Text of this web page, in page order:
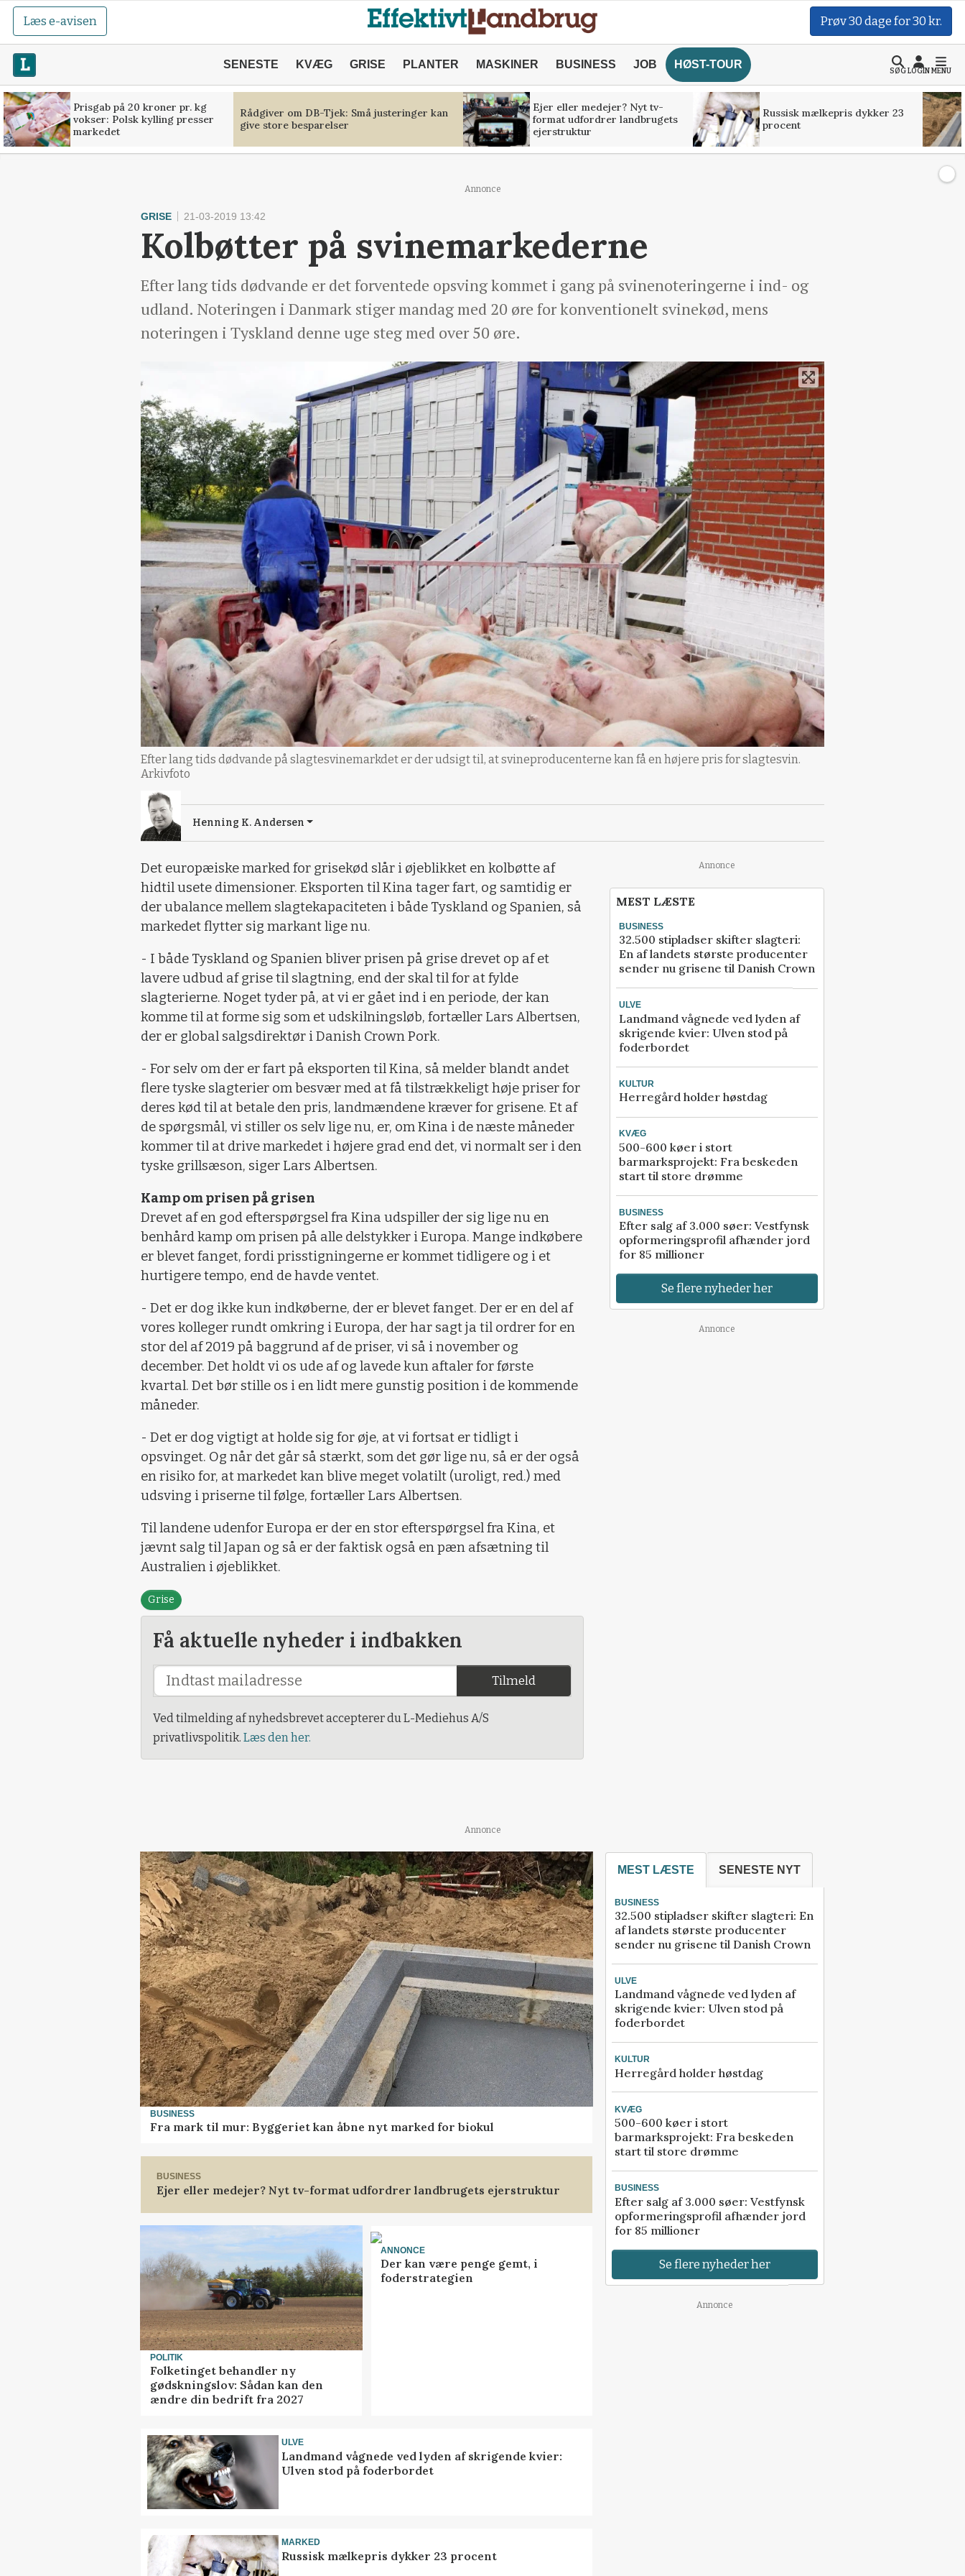
Læs e-avisen Prøv 30 dage for 30 kr.
SENESTE KVÆG GRISE PLANTER MASKINER BUSINESS JOB HØST-TOUR
SØGLOGINMENU
Prisgab på 20 kroner pr. kg
vokser: Polsk kylling presser
markedet
Rådgiver om DB-Tjek: Små justeringer kan
give store besparelser
Ejer eller medejer? Nyt tv-
format udfordrer landbrugets
ejerstruktur
Russisk mælkepris dykker 23
procent
Annonce
GRISE 21-03-2019 13:42
Kolbøtter på svinemarkederne
Efter lang tids dødvande er det forventede opsving kommet i gang på svinenoteringerne i ind- og
udland. Noteringen i Danmark stiger mandag med 20 øre for konventionelt svinekød, mens
noteringen i Tyskland denne uge steg med over 50 øre.
Efter lang tids dødvande på slagtesvinemarkdet er der udsigt til, at svineproducenterne kan få en højere pris for slagtesvin.
Arkivfoto
Henning K. Andersen
Det europæiske marked for grisekød slår i øjeblikket en kolbøtte af
hidtil usete dimensioner. Eksporten til Kina tager fart, og samtidig er
der ubalance mellem slagtekapaciteten i både Tyskland og Spanien, så
markedet flytter sig markant lige nu.
- I både Tyskland og Spanien bliver prisen på grise drevet op af et
lavere udbud af grise til slagtning, end der skal til for at fylde
slagterierne. Noget tyder på, at vi er gået ind i en periode, der kan
komme til at forme sig som et udskilningsløb, fortæller Lars Albertsen,
der er global salgsdirektør i Danish Crown Pork.
- For selv om der er fart på eksporten til Kina, så melder blandt andet
flere tyske slagterier om besvær med at få tilstrækkeligt høje priser for
deres kød til at betale den pris, landmændene kræver for grisene. Et af
de spørgsmål, vi stiller os selv lige nu, er, om Kina i de næste måneder
kommer til at drive markedet i højere grad end det, vi normalt ser i den
tyske grillsæson, siger Lars Albertsen.
Kamp om prisen på grisen
Drevet af en god efterspørgsel fra Kina udspiller der sig lige nu en
benhård kamp om prisen på alle delstykker i Europa. Mange indkøbere
er blevet fanget, fordi prisstigningerne er kommet tidligere og i et
hurtigere tempo, end de havde ventet.
- Det er dog ikke kun indkøberne, der er blevet fanget. Der er en del af
vores kolleger rundt omkring i Europa, der har sagt ja til ordrer for en
stor del af 2019 på baggrund af de priser, vi så i november og
december. Det holdt vi os ude af og lavede kun aftaler for første
kvartal. Det bør stille os i en lidt mere gunstig position i de kommende
måneder.
- Det er dog vigtigt at holde sig for øje, at vi fortsat er tidligt i
opsvinget. Og når det går så stærkt, som det gør lige nu, så er der også
en risiko for, at markedet kan blive meget volatilt (uroligt, red.) med
udsving i priserne til følge, fortæller Lars Albertsen.
Til landene udenfor Europa er der en stor efterspørgsel fra Kina, et
jævnt salg til Japan og så er der faktisk også en pæn afsætning til
Australien i øjeblikket.
Grise
Få aktuelle nyheder i indbakken
Tilmeld
Ved tilmelding af nyhedsbrevet accepterer du L-Mediehus A/S
privatlivspolitik. Læs den her.
Annonce
MEST LÆSTE
BUSINESS
32.500 stipladser skifter slagteri:
En af landets største producenter
sender nu grisene til Danish Crown
ULVE
Landmand vågnede ved lyden af
skrigende kvier: Ulven stod på
foderbordet
KULTUR
Herregård holder høstdag
KVÆG
500-600 køer i stort
barmarksprojekt: Fra beskeden
start til store drømme
BUSINESS
Efter salg af 3.000 søer: Vestfynsk
opformeringsprofil afhænder jord
for 85 millioner
Se flere nyheder her
Annonce
Annonce
BUSINESS
Fra mark til mur: Byggeriet kan åbne nyt marked for biokul
BUSINESS
Ejer eller medejer? Nyt tv-format udfordrer landbrugets ejerstruktur
POLITIK
Folketinget behandler ny
gødskningslov: Sådan kan den
ændre din bedrift fra 2027
ANNONCE
Der kan være penge gemt, i
foderstrategien
ULVE
Landmand vågnede ved lyden af skrigende kvier:
Ulven stod på foderbordet
MARKED
Russisk mælkepris dykker 23 procent
MEST LÆSTE SENESTE NYT
BUSINESS
32.500 stipladser skifter slagteri: En
af landets største producenter
sender nu grisene til Danish Crown
ULVE
Landmand vågnede ved lyden af
skrigende kvier: Ulven stod på
foderbordet
KULTUR
Herregård holder høstdag
KVÆG
500-600 køer i stort
barmarksprojekt: Fra beskeden
start til store drømme
BUSINESS
Efter salg af 3.000 søer: Vestfynsk
opformeringsprofil afhænder jord
for 85 millioner
Se flere nyheder her
Annonce